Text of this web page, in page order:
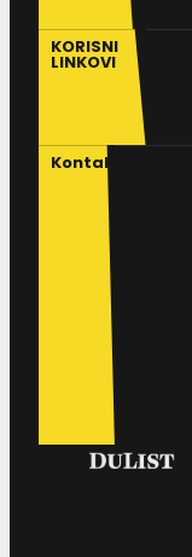
KORISNI
LINKOVI
Kontakt